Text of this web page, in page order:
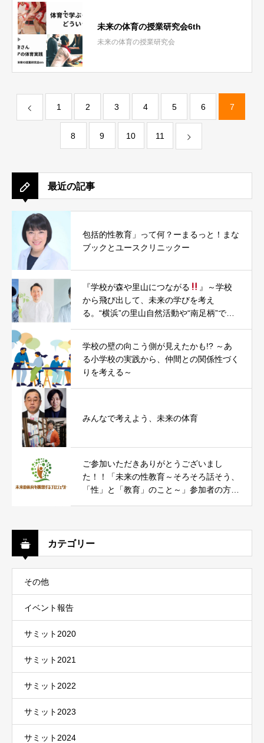
未来の体育の授業研究会6th
未来の体育の授業研究会
1 2 3 4 5 6 7
8 9 10 11
最近の記事
包括的性教育」って何？ーまるっと！まな
ブックとユースクリニックー
『学校が森や里山につながる
』～学校
から飛び出して、未来の学びを考え
る。“横浜”の里山自然活動や“南足柄”での
学校の壁の向こう側が見えたかも!? ～あ
る小学校の実践から、仲間との関係性づく
りを考える～
みんなで考えよう、未来の体育
ご参加いただきありがとうございまし
た！！「未来の性教育～そろそろ話そう、
「性」と「教育」のこと～」参加者の方々
カテゴリー
その他
イベント報告
サミット2020
サミット2021
サミット2022
サミット2023
サミット2024